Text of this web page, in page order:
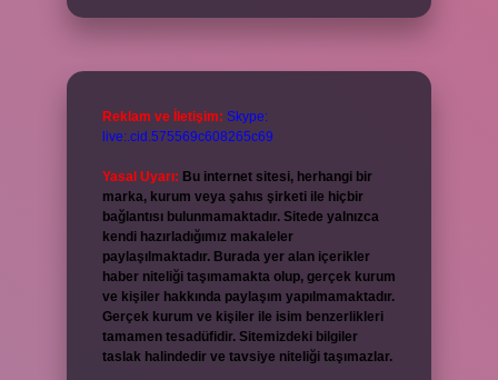
Reklam ve İletişim: Skype:
live:.cid.575569c608265c69
Yasal Uyarı: Bu internet sitesi, herhangi bir
marka, kurum veya şahıs şirketi ile hiçbir
bağlantısı bulunmamaktadır. Sitede yalnızca
kendi hazırladığımız makaleler
paylaşılmaktadır. Burada yer alan içerikler
haber niteliği taşımamakta olup, gerçek kurum
ve kişiler hakkında paylaşım yapılmamaktadır.
Gerçek kurum ve kişiler ile isim benzerlikleri
tamamen tesadüfidir. Sitemizdeki bilgiler
taslak halindedir ve tavsiye niteliği taşımazlar.